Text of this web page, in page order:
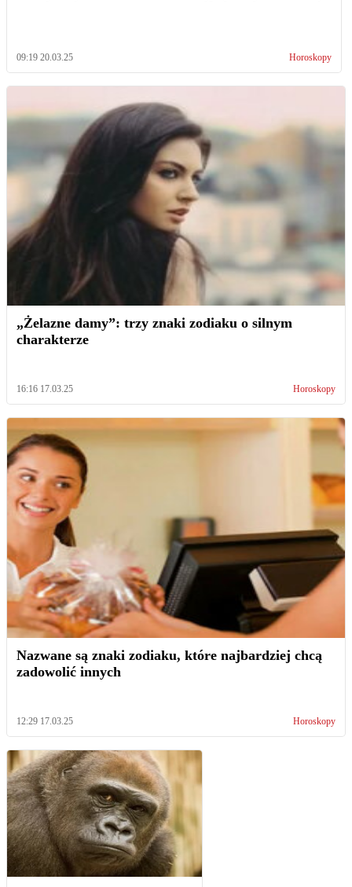
09:19 20.03.25 Horoskopy
„Żelazne damy”: trzy znaki zodiaku o silnym
charakterze
16:16 17.03.25 Horoskopy
Nazwane są znaki zodiaku, które najbardziej chcą
zadowolić innych
12:29 17.03.25 Horoskopy